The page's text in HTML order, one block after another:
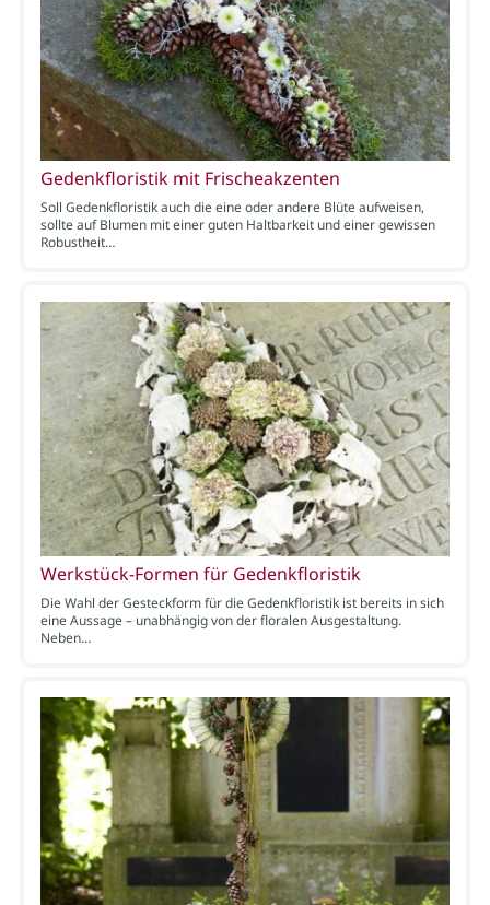
Gedenkfloristik mit Frischeakzenten
Soll Gedenkfloristik auch die eine oder andere Blüte aufweisen,
sollte auf Blumen mit einer guten Haltbarkeit und einer gewissen
Robustheit…
Werkstück-Formen für Gedenkfloristik
Die Wahl der Gesteckform für die Gedenkfloristik ist bereits in sich
eine Aussage – unabhängig von der floralen Ausgestaltung.
Neben…